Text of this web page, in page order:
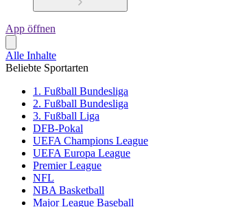
App öffnen
Alle Inhalte
Beliebte Sportarten
1. Fußball Bundesliga
2. Fußball Bundesliga
3. Fußball Liga
DFB-Pokal
UEFA Champions League
UEFA Europa League
Premier League
NFL
NBA Basketball
Major League Baseball